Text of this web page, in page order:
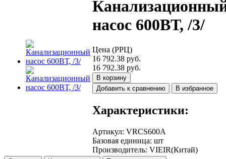
насос 600ВТ, /3/
Цена (РРЦ)
16 792.38 руб.
16 792.38 руб.
В корзину
Добавить к сравнению
В избранное
Характеристики:
Артикул: VRCS600A
Базовая единица: шт
Производитель: VIEIR(Китай)